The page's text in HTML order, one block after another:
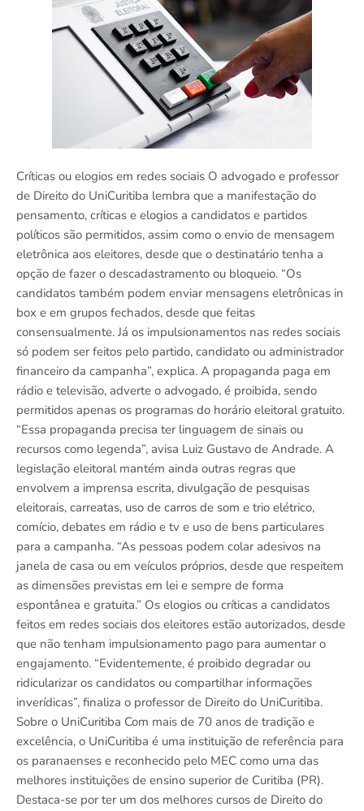
Críticas ou elogios em redes sociais O advogado e professor
de Direito do UniCuritiba lembra que a manifestação do
pensamento, críticas e elogios a candidatos e partidos
políticos são permitidos, assim como o envio de mensagem
eletrônica aos eleitores, desde que o destinatário tenha a
opção de fazer o descadastramento ou bloqueio. “Os
candidatos também podem enviar mensagens eletrônicas in
box e em grupos fechados, desde que feitas
consensualmente. Já os impulsionamentos nas redes sociais
só podem ser feitos pelo partido, candidato ou administrador
financeiro da campanha”, explica. A propaganda paga em
rádio e televisão, adverte o advogado, é proibida, sendo
permitidos apenas os programas do horário eleitoral gratuito.
“Essa propaganda precisa ter linguagem de sinais ou
recursos como legenda”, avisa Luiz Gustavo de Andrade. A
legislação eleitoral mantém ainda outras regras que
envolvem a imprensa escrita, divulgação de pesquisas
eleitorais, carreatas, uso de carros de som e trio elétrico,
comício, debates em rádio e tv e uso de bens particulares
para a campanha. “As pessoas podem colar adesivos na
janela de casa ou em veículos próprios, desde que respeitem
as dimensões previstas em lei e sempre de forma
espontânea e gratuita.” Os elogios ou críticas a candidatos
feitos em redes sociais dos eleitores estão autorizados, desde
que não tenham impulsionamento pago para aumentar o
engajamento. “Evidentemente, é proibido degradar ou
ridicularizar os candidatos ou compartilhar informações
inverídicas”, finaliza o professor de Direito do UniCuritiba.
Sobre o UniCuritiba Com mais de 70 anos de tradição e
excelência, o UniCuritiba é uma instituição de referência para
os paranaenses e reconhecido pelo MEC como uma das
melhores instituições de ensino superior de Curitiba (PR).
Destaca-se por ter um dos melhores cursos de Direito do